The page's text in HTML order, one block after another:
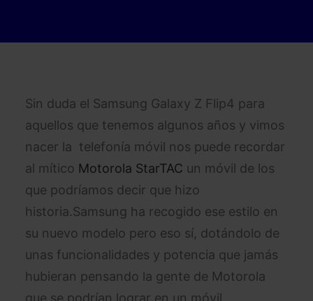
Sin duda el Samsung Galaxy Z Flip4 para
aquellos que tenemos algunos años y vimos
nacer la telefonía móvil nos puede recordar
al mítico Motorola StarTAC un móvil de los
que podríamos decir que hizo
historia.Samsung ha recogido ese estilo en
su nuevo modelo pero eso sí, dotándolo de
unas funcionalidades y potencia que jamás
hubieran pensando la gente de Motorola
que se podrían lograr en un móvil.